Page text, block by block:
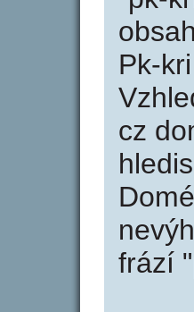
Pk-
cz
frází